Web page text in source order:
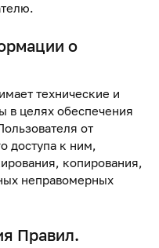
о
технические и
в целях обеспечения
от
доступа к ним,
копирования,
неправомерных
Правил.